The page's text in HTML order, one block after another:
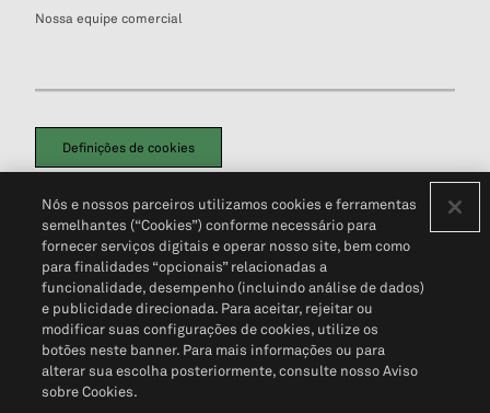
Nossa equipe comercial
Definições de cookies
Política de PrivacidadePortal de privacidade do cliente (em inglês)
Não Venda Minhas Informações Pessoais© 2026 S&P Global
Nós e nossos parceiros utilizamos cookies e ferramentas
semelhantes (“Cookies”) conforme necessário para
fornecer serviços digitais e operar nosso site, bem como
para finalidades “opcionais” relacionadas a
funcionalidade, desempenho (incluindo análise de dados)
e publicidade direcionada. Para aceitar, rejeitar ou
modificar suas configurações de cookies, utilize os
botões neste banner. Para mais informações ou para
alterar sua escolha posteriormente, consulte nosso Aviso
sobre Cookies.